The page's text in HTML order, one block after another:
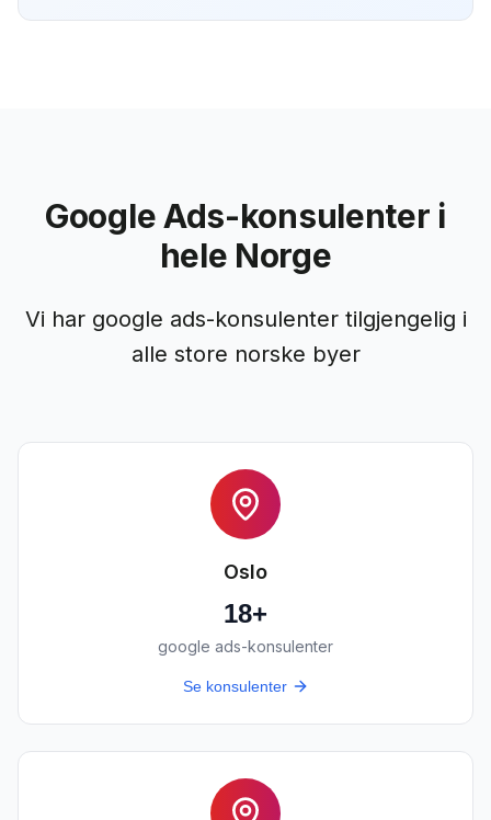
Google Ads-konsulenter i
hele Norge
Vi har google ads-konsulenter tilgjengelig i
alle store norske byer
Oslo
18+
google ads-konsulenter
Se konsulenter